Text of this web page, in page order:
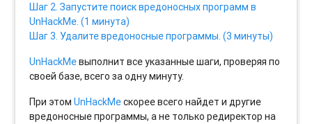
Шаг 2. Запустите поиск вредоносных программ в
UnHackMe. (1 минута)
Шаг 3. Удалите вредоносные программы. (3 минуты)
UnHackMeвыполнит все указанные шаги, проверяя по
своей базе, всего за одну минуту.
При этомUnHackMeскорее всего найдет и другие
вредоносные программы, а не только редиректор на